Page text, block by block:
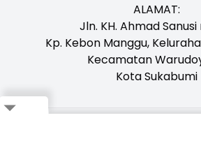
ALAMAT:
Jln. KH. Ahmad Sanusi
Kp. Kebon Manggu,
Kecamatan
Kota Sukabumi